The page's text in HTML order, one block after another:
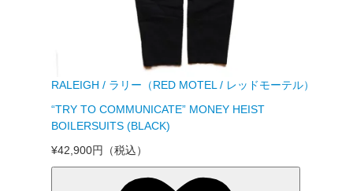
RALEIGH / ラリー（RED MOTEL / レッドモーテル）
“TRY TO COMMUNICATE” MONEY HEIST
BOILERSUITS (BLACK)
¥42,900円
（税込）